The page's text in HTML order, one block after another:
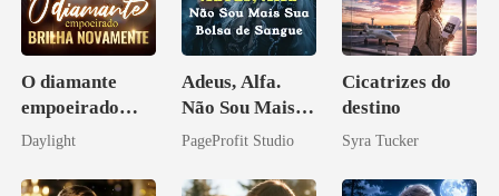
O diamante
empoeirado
brilha
Daylight
Adeus, Alfa.
Não Sou Mais
Sua Bolsa de
PageProfit Studio
Cicatrizes do
destino
Syra Tucker